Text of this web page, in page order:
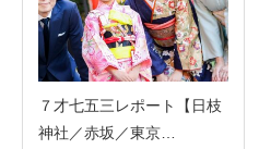
７才七五三レポート【日枝
神社／赤坂／東京…